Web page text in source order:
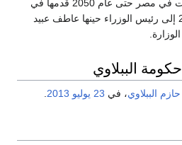
لتطوير قطاع النقل والمواصلات في مصر حتى عام 2050 قدمها في
أثناء وجوده بالوزارة عام 2001 إلى رئيس الوزراء حينها عاطف عبيد
الببلاوي
حازم الببلاوي، في 23 يوليو 2013
.